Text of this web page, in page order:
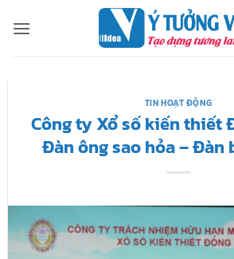
qua
TIN HOẠT ĐỘNG
Công ty Xổ số kiến thiết
Đàn ông sao hỏa – Đàn